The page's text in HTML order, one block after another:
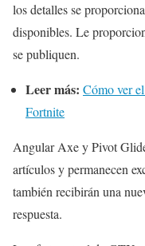
los detalles se
disponibles. Le
se publiquen.
Leer más: Cómo ver
Fortnite
Angular Axe y Pivot
artículos y permanecen
también recibirán una
respuesta.